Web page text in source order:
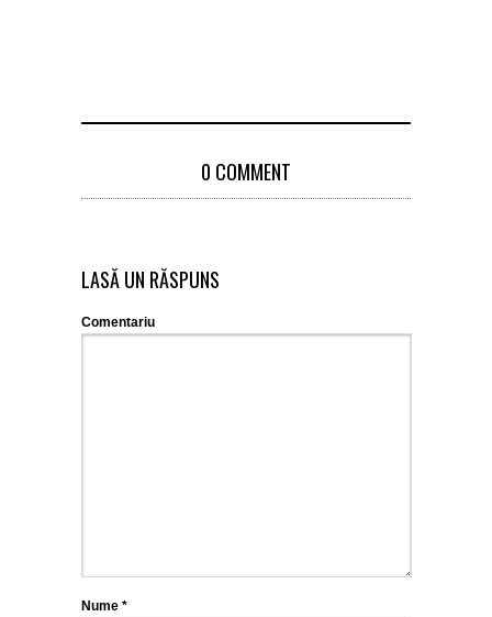
0 COMMENT
LASĂ UN RĂSPUNS
Comentariu
Nume *